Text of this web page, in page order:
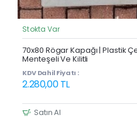
Stokta Var
70x80 Rögar Kapağı | Plastik
Menteşeli Ve Kilitli
KDV Dahil Fiyatı :
2.280,00 TL
Satın Al